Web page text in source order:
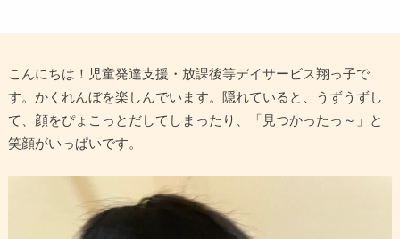
こんにちは！児童発達支援・放課後等デイサービス翔っ子で
す。かくれんぼを楽しんでいます。隠れていると、うずうずし
て、顔をぴょこっとだしてしまったり、「見つかったっ～」と
笑顔がいっぱいです。